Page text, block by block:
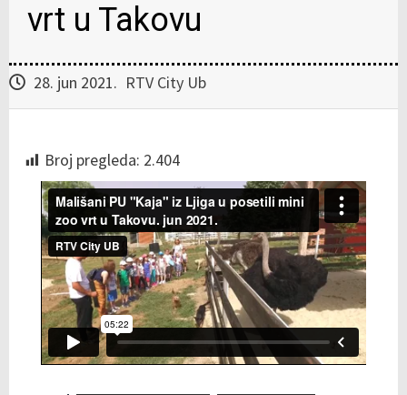
vrt u Takovu
28. jun 2021. RTV City Ub
Broj pregleda: 2.404